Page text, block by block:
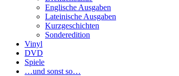
Englische Ausgaben
Lateinische Ausgaben
Kurzgeschichten
Sonderedition
Vinyl
DVD
Spiele
…und sonst so…